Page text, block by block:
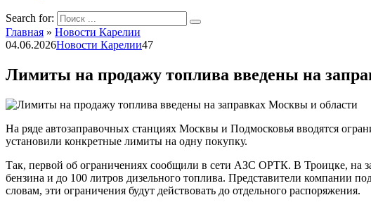
Search for:
Главная » Новости Карелии
04.06.2026Новости Карелии47
Лимиты на продажу топлива введены на
На ряде автозаправочных станциях Москвы и Подмосковья вводятся
установили конкретные лимиты на одну покупку.
Так, первой об ограничениях сообщили в сети АЗС ОРТК. В Троицке, на
бензина и до 100 литров дизельного топлива. Представители компании
словам, эти ограничения будут действовать до отдельного распоряжения.